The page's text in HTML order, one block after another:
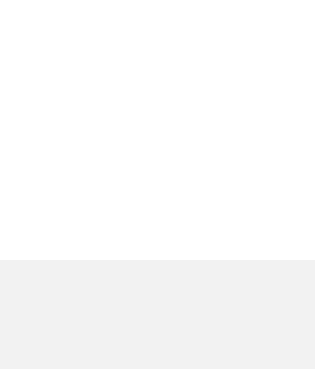
webs y las cookies
alguna duda sobre